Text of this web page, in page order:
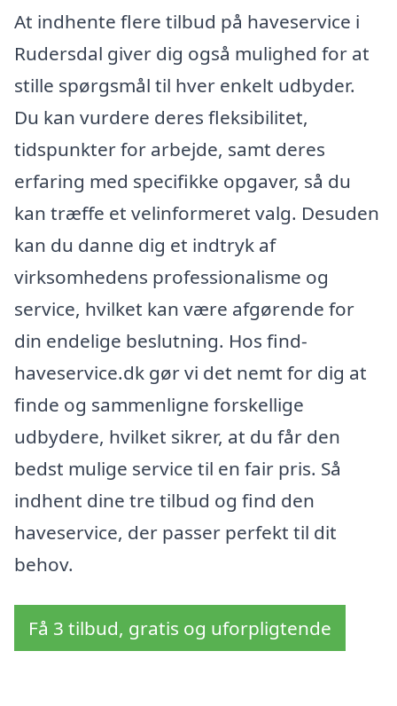
At indhente flere tilbud på haveservice i
Rudersdal giver dig også mulighed for at
stille spørgsmål til hver enkelt udbyder.
Du kan vurdere deres fleksibilitet,
tidspunkter for arbejde, samt deres
erfaring med specifikke opgaver, så du
kan træffe et velinformeret valg. Desuden
kan du danne dig et indtryk af
virksomhedens professionalisme og
service, hvilket kan være afgørende for
din endelige beslutning. Hos find-
haveservice.dk gør vi det nemt for dig at
finde og sammenligne forskellige
udbydere, hvilket sikrer, at du får den
bedst mulige service til en fair pris. Så
indhent dine tre tilbud og find den
haveservice, der passer perfekt til dit
behov.
Få 3 tilbud, gratis og uforpligtende